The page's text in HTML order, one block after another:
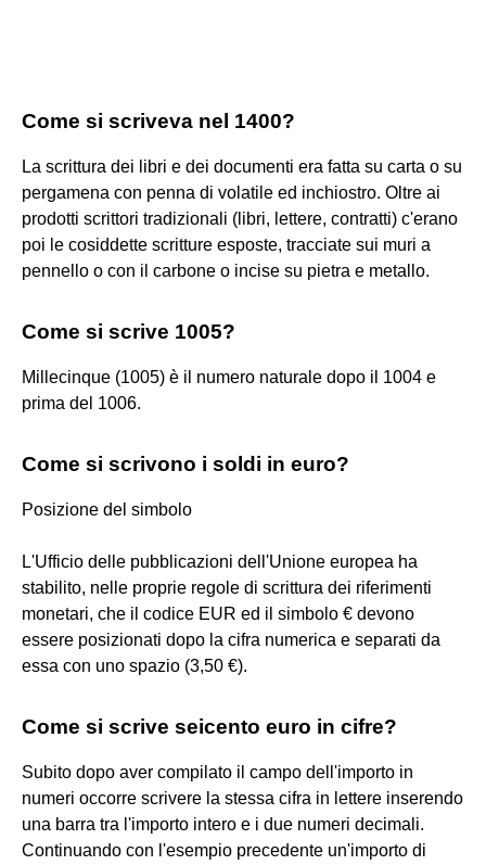
Come si scriveva nel 1400?
La scrittura dei libri e dei documenti era fatta su carta o su
pergamena con penna di volatile ed inchiostro. Oltre ai
prodotti scrittori tradizionali (libri, lettere, contratti) c'erano
poi le cosiddette scritture esposte, tracciate sui muri a
pennello o con il carbone o incise su pietra e metallo.
Come si scrive 1005?
Millecinque (1005) è il numero naturale dopo il 1004 e
prima del 1006.
Come si scrivono i soldi in euro?
Posizione del simbolo
L'Ufficio delle pubblicazioni dell'Unione europea ha
stabilito, nelle proprie regole di scrittura dei riferimenti
monetari, che il codice EUR ed il simbolo € devono
essere posizionati dopo la cifra numerica e separati da
essa con uno spazio (3,50 €).
Come si scrive seicento euro in cifre?
Subito dopo aver compilato il campo dell'importo in
numeri occorre scrivere la stessa cifra in lettere inserendo
una barra tra l'importo intero e i due numeri decimali.
Continuando con l'esempio precedente un'importo di